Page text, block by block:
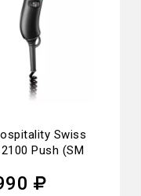
Swiss
Push (SM